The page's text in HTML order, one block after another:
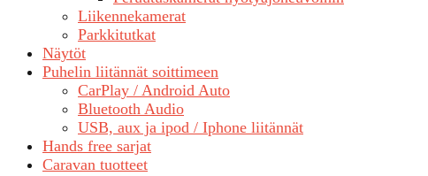
Liikennekamerat
Parkkitutkat
Näytöt
Puhelin liitännät soittimeen
CarPlay / Android Auto
Bluetooth Audio
USB, aux ja ipod / Iphone liitännät
Hands free sarjat
Caravan tuotteet